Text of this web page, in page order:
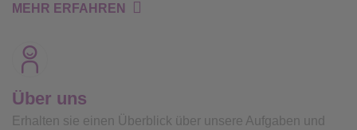
MEHR ERFAHREN
Über uns
Erhalten sie einen Überblick über unsere Aufgaben und